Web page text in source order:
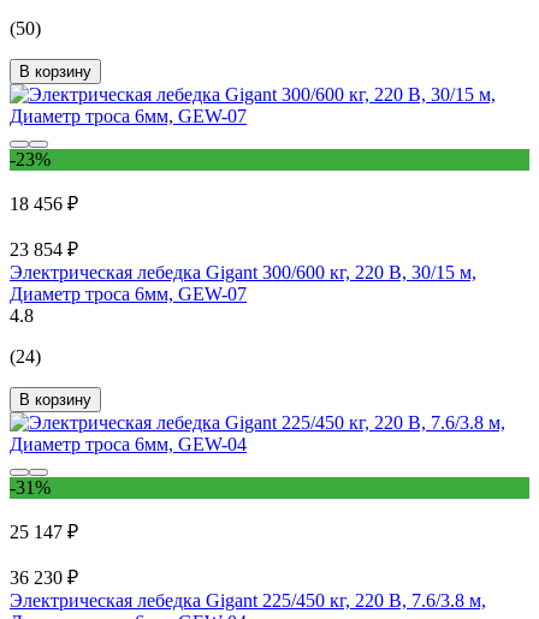
(50)
В корзину
-23%
18 456 ₽
23 854 ₽
Электрическая лебедка Gigant 300/600 кг, 220 В, 30/15 м,
Диаметр троса 6мм, GEW-07
4.8
(24)
В корзину
-31%
25 147 ₽
36 230 ₽
Электрическая лебедка Gigant 225/450 кг, 220 В, 7.6/3.8 м,